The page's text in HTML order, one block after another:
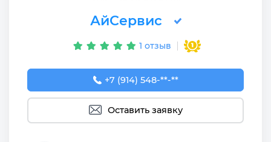
АйСервис
1 отзыв
+7 (914) 548-54-51
+7 (914) 548-**-**
Оставить заявку